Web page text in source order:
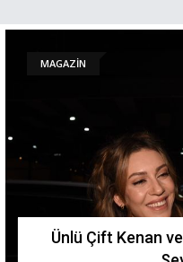
MAGAZİN
Ünlü Çift Kenan